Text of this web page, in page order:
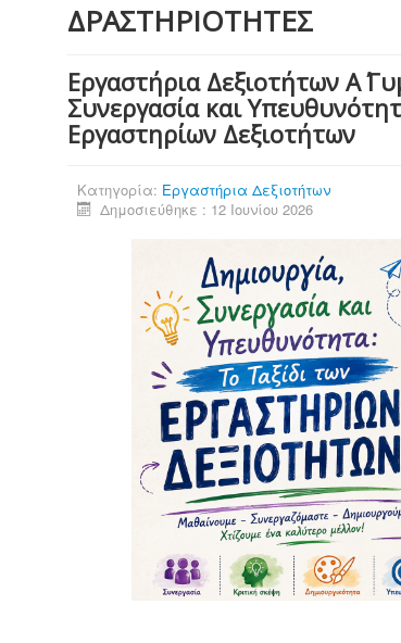
ΔΡΑΣΤΗΡΙΟΤΗΤΕΣ
Εργαστήρια Δεξιοτήτων Α΄
Συνεργασία και
Εργαστηρίων Δεξιοτήτων
Κατηγορία: Εργαστήρια Δεξιοτήτων
Δημοσιεύθηκε : 12 Ιουνίου 2026